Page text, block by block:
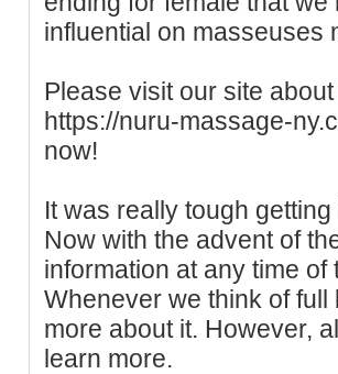
influential on masseuses
Please visit our site about
https://nuru-massage-
now!
It was really tough
Now with the advent of
information at any time of
Whenever we think of
more about it. However,
learn more.